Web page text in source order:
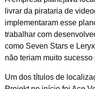
livrar da pirataria de
implementaram esse
trabalhar com
como Seven Stars e
não teriam muito
Um dos títulos de